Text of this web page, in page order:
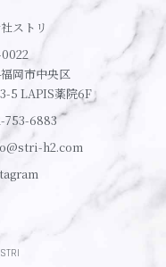
ストリ
岡市中央区
5 LAPIS薬院6F
753-6883
h2.com